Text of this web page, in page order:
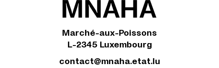
Marché-aux-Poissons
L-2345 Luxembourg
contact@mnaha.etat.lu